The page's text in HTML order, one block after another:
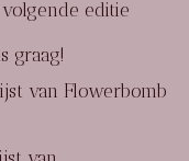
editie
graag!
van Flowerbomb